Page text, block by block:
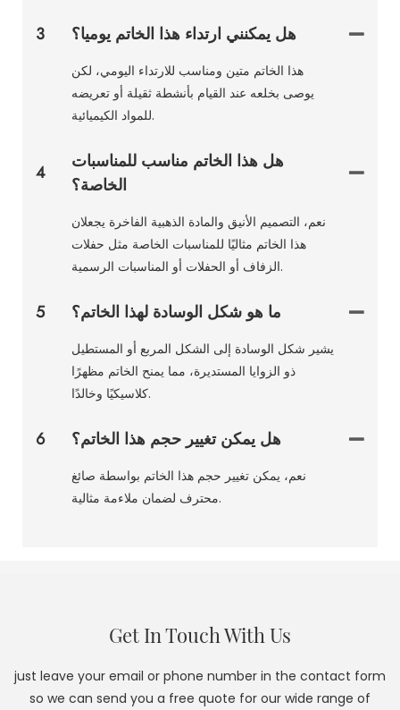
3 هل يمكنني ارتداء هذا الخاتم يوميا؟
هذا الخاتم متين ومناسب للارتداء اليومي، لكن
يوصى بخلعه عند القيام بأنشطة ثقيلة أو تعريضه
للمواد الكيميائية.
4
هل هذا الخاتم مناسب للمناسبات
الخاصة؟
نعم، التصميم الأنيق والمادة الذهبية الفاخرة يجعلان
هذا الخاتم مثاليًا للمناسبات الخاصة مثل حفلات
الزفاف أو الحفلات أو المناسبات الرسمية.
5 ما هو شكل الوسادة لهذا الخاتم؟
يشير شكل الوسادة إلى الشكل المربع أو المستطيل
ذو الزوايا المستديرة، مما يمنح الخاتم مظهرًا
كلاسيكيًا وخالدًا.
6 هل يمكن تغيير حجم هذا الخاتم؟
نعم، يمكن تغيير حجم هذا الخاتم بواسطة صائغ
محترف لضمان ملاءمة مثالية.
Get In Touch With Us
just leave your email or phone number in the contact form
so we can send you a free quote for our wide range of